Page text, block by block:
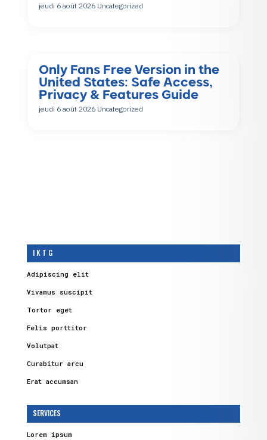
jeudi 6 août 2026 Uncategorized
Only Fans Free Version in the
United States: Safe Access,
Privacy & Features Guide
jeudi 6 août 2026 Uncategorized
I K T G
Adipiscing elit
Vivamus suscipit
Tortor eget
Felis porttitor
Volutpat
Curabitur arcu
Erat accumsan
SERVICES
Lorem ipsum